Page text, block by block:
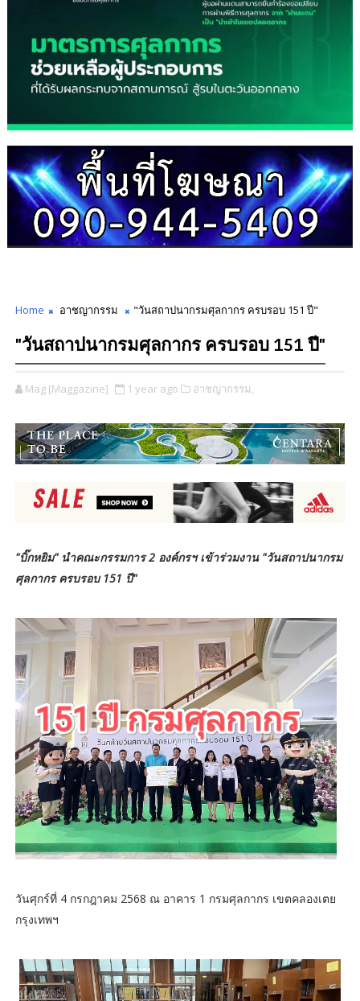
Home อาชญากรรม "วันสถาปนากรมศุลกากร ครบรอบ 151 ปี"
"วันสถาปนากรมศุลกากร ครบรอบ 151 ปี"
Mag [Maggazine] 1 year ago อาชญากรรม,
"บิ๊กหยิม" นำคณะกรรมการ 2 องค์กรฯ เข้าร่วมงาน "วันสถาปนากรม
ศุลกากร ครบรอบ 151 ปี"
วันศุกร์ที่ 4 กรกฎาคม 2568 ณ อาคาร 1 กรมศุลกากร เขตคลองเตย
กรุงเทพฯ